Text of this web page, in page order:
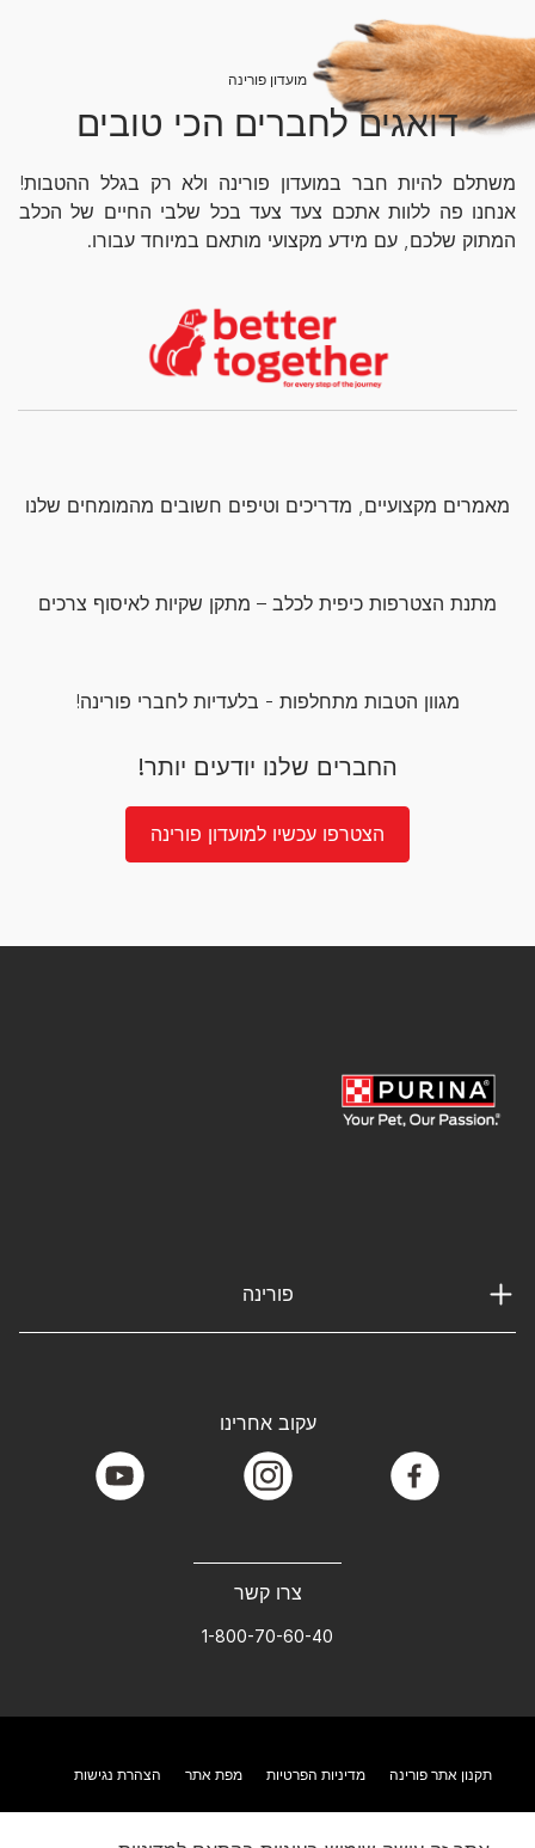
מועדון פורינה
דואגים לחברים הכי טובים
משתלם להיות חבר במועדון פורינה ולא רק בגלל ההטבות!
אנחנו פה ללוות אתכם צעד צעד בכל שלבי החיים של הכלב
המתוק שלכם, עם מידע מקצועי מותאם במיוחד עבורו.
מאמרים מקצועיים, מדריכים וטיפים חשובים מהמומחים שלנו
מתנת הצטרפות כיפית לכלב – מתקן שקיות לאיסוף צרכים
מגוון הטבות מתחלפות - בלעדיות לחברי פורינה!
החברים שלנו יודעים יותר!
הצטרפו עכשיו למועדון פורינה
פורינה
צרו קשר
1-800-70-60-40
עקוב אחרינו
facebook
instagram
youtube
תקנון אתר פורינה מדיניות הפרטיות מפת אתר הצהרת נגישות